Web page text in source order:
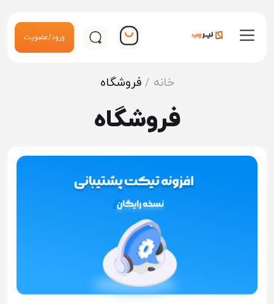
ورود/عضویت
خانه /فروشگاه
فروشگاه